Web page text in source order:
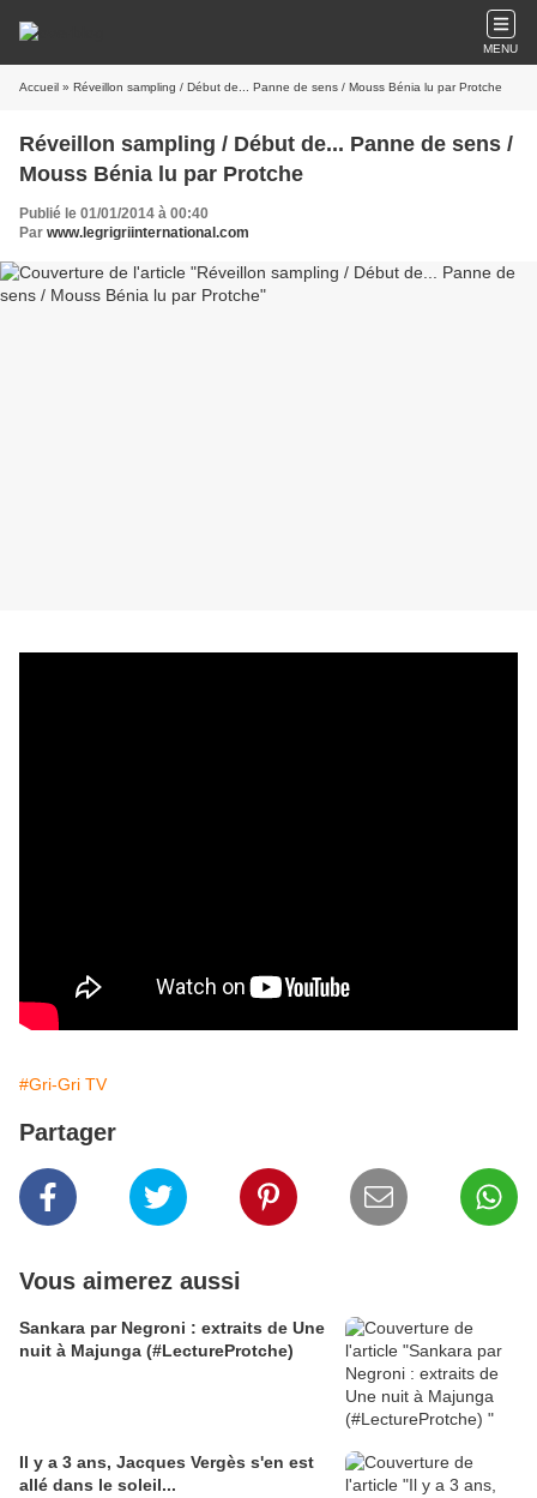
MENU
Accueil » Réveillon sampling / Début de... Panne de sens / Mouss Bénia lu par Protche
Réveillon sampling / Début de... Panne de sens /
Mouss Bénia lu par Protche
Publié le 01/01/2014 à 00:40
Par www.legrigriinternational.com
#Gri-Gri TV
Partager
Vous aimerez aussi
Sankara par Negroni : extraits de Une
nuit à Majunga (#LectureProtche)
Il y a 3 ans, Jacques Vergès s'en est
allé dans le soleil...